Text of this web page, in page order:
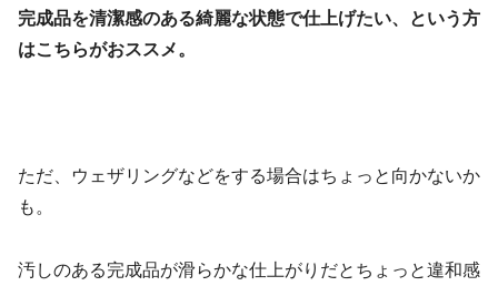
完成品を清潔感のある綺麗な状態で仕上げたい、という方
はこちらがおススメ。
ただ、ウェザリングなどをする場合はちょっと向かないか
も。
汚しのある完成品が滑らかな仕上がりだとちょっと違和感